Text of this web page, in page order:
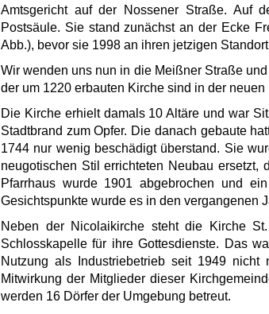
Amtsgericht auf der Nossener Straße. Auf
Postsäule. Sie stand zunächst an der Ecke
Abb.), bevor sie 1998 an ihren jetzigen
Wir wenden uns nun in die Meißner Straße
der um 1220 erbauten Kirche sind in der
Die Kirche erhielt damals 10 Altäre und war
Stadtbrand zum Opfer. Die danach gebaute
1744 nur wenig beschädigt überstand. Sie
neugotischen Stil errichteten Neubau
Pfarrhaus wurde 1901 abgebrochen und
Gesichtspunkte wurde es in den vergangenen
Neben der Nicolaikirche steht die Kirche
Schlosskapelle für ihre Gottesdienste. Das
Nutzung als Industriebetrieb seit 1949
Mitwirkung der Mitglieder dieser
werden 16 Dörfer der Umgebung betreut.